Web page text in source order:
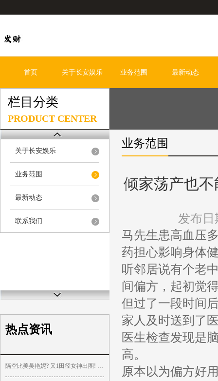
首页 关于长安娱乐 业务范围 最新动态
栏目分类
PRODUCT CENTER
关于长安娱乐
业务范围
最新动态
联系我们
热点资讯
隔空比美吴艳妮? 又1田径女神出圈! 高颜值好身材 穿三角式引争议
业务范围
倾家荡产也
发布日
马先生患高血压
药担心影响身体
听邻居说有个老
间偏方，起初觉
但过了一段时间
家人及时送到了
医生检查发现是
高。
原本以为偏方好